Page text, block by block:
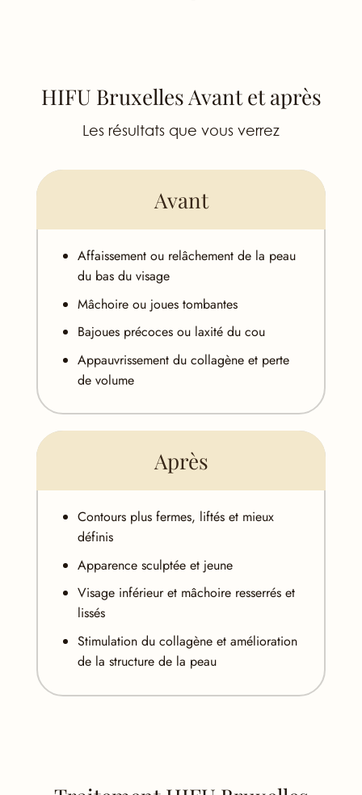
HIFU Bruxelles Avant et après
Les résultats que vous verrez
Avant
Affaissement ou relâchement de la peau
du bas du visage
Mâchoire ou joues tombantes
Bajoues précoces ou laxité du cou
Appauvrissement du collagène et perte
de volume
Après
Contours plus fermes, liftés et mieux
définis
Apparence sculptée et jeune
Visage inférieur et mâchoire resserrés et
lissés
Stimulation du collagène et amélioration
de la structure de la peau